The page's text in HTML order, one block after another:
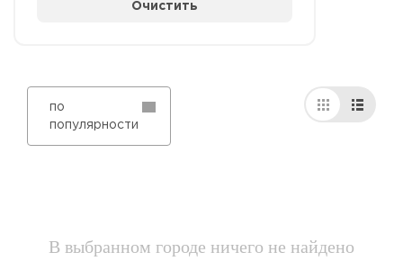
Очистить
по
популярности
В выбранном городе ничего не найдено